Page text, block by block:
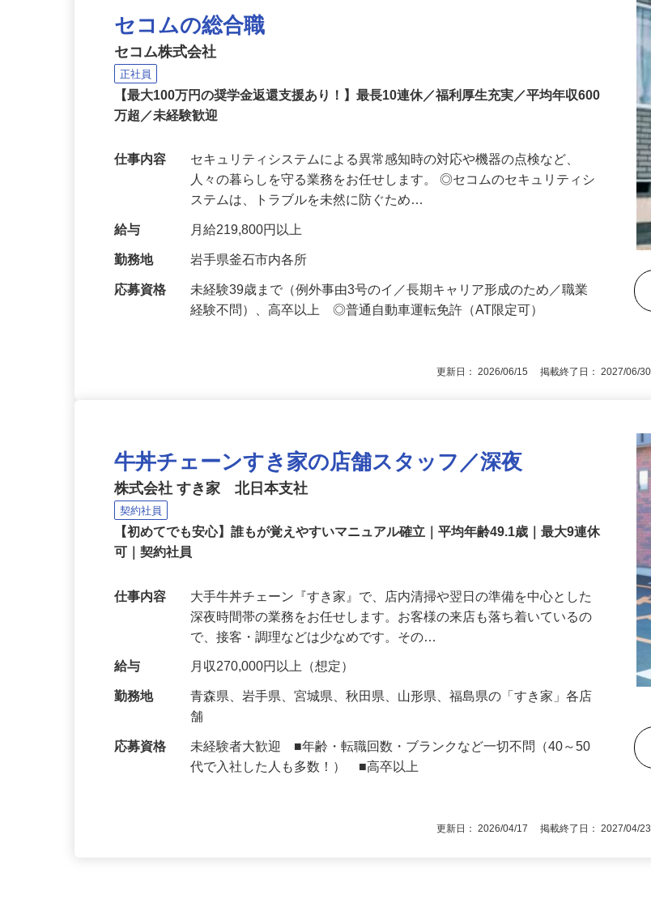
セコムの総合職
セコム株式会社
正社員
【最大100万円の奨学金返還支援あり！】最長10連休／福利厚生充実／平均年収600
セキュリティシステムによる異常感知時の対応や機器の点検など、
人々の暮らしを守る業務をお任せします。 ◎セコムのセキュリティシ
ステムは、トラブルを未然に防ぐため…
給与 月給219,800円以上
勤務地 岩手県釜石市内各所
未経験39歳まで（例外事由3号のイ／長期キャリア形成のため／職業
牛丼チェーンすき家の店舗スタッフ／深夜
株式会社 すき家 北日本支社
契約社員
【初めてでも安心】誰もが覚えやすいマニュアル確立｜平均年齢49.1歳｜最大9連休
大手牛丼チェーン『すき家』で、店内清掃や翌日の準備を中心とした
深夜時間帯の業務をお任せします。お客様の来店も落ち着いているの
で、接客・調理などは少なめです。その…
給与 月収270,000円以上（想定）
舗